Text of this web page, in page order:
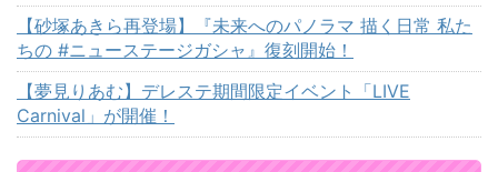
【砂塚あきら再登場】『未来へのパノラマ 描く日常 私た
ちの #ニューステージガシャ』復刻開始！
【夢見りあむ】デレステ期間限定イベント「LIVE
Carnival」が開催！